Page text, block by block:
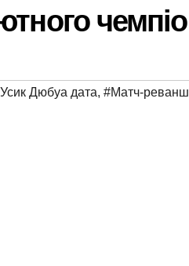
Усик Дюбуа дата, #Матч-реванш